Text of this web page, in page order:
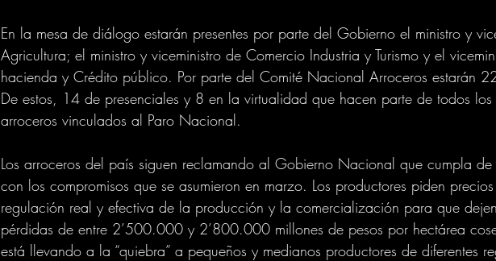
En la mesa de diálogo estarán presentes por parte del Gobierno el ministro y
Agricultura; el ministro y viceministro de Comercio Industria y Turismo y el
hacienda y Crédito público. Por parte del Comité Nacional Arroceros estarán
De estos, 14 de presenciales y 8 en la virtualidad que hacen parte de todos los
arroceros vinculados al Paro Nacional.
Los arroceros del país siguen reclamando al Gobierno Nacional que cumpla de
con los compromisos que se asumieron en marzo. Los productores piden
regulación real y efectiva de la producción y la comercialización para que
pérdidas de entre 2’500.000 y 2’800.000 millones de pesos por hectárea
está llevando a la “quiebra” a pequeños y medianos productores de diferentes